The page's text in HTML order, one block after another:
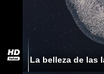
La belleza de las